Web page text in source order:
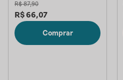
R$ 87,90
R$66,07
Comprar